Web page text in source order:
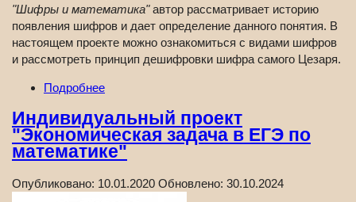
"Шифры и математика"автор рассматривает историю
появления шифров и дает определение данного понятия. В
настоящем проекте можно ознакомиться с видами шифров
и рассмотреть принцип дешифровки шифра самого Цезаря.
Подробнее
Индивидуальный проект
"Экономическая задача в ЕГЭ по
математике"
Опубликовано: 10.01.2020 Обновлено: 30.10.2024